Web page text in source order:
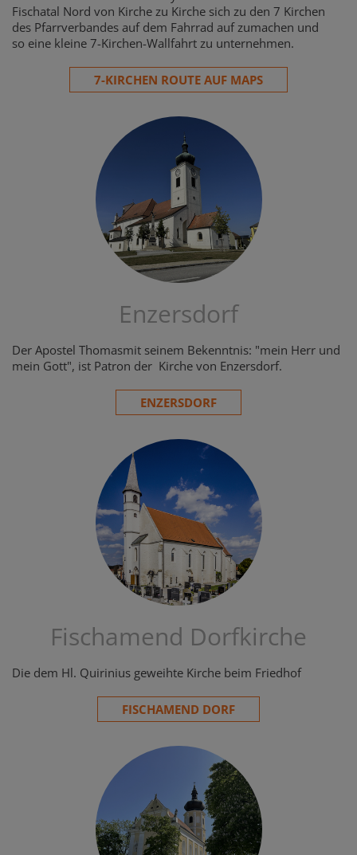
Fischatal Nord von Kirche zu Kirche sich zu den 7 Kirchen
des Pfarrverbandes auf dem Fahrrad auf zumachen und
so eine kleine 7-Kirchen-Wallfahrt zu unternehmen.
7-KIRCHEN ROUTE AUF MAPS
Enzersdorf
Der Apostel Thomasmit seinem Bekenntnis: "mein Herr und
mein Gott", ist Patron der Kirche von Enzersdorf.
ENZERSDORF
Fischamend Dorfkirche
Die dem Hl. Quirinius geweihte Kirche beim Friedhof
FISCHAMEND DORF